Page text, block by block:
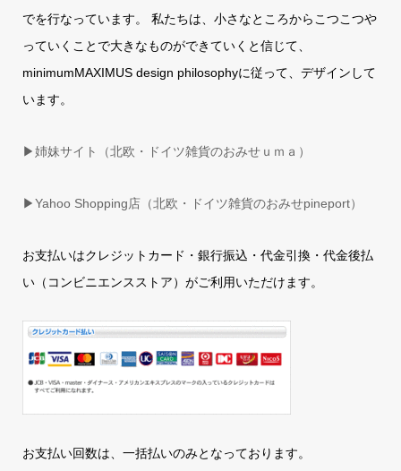
でを行なっています。 私たちは、小さなところからこつこつや
っていくことで大きなものができていくと信じて、
minimumMAXIMUS design philosophyに従って、デザインして
います。
▶姉妹サイト（北欧・ドイツ雑貨のおみせｕｍａ）
▶Yahoo Shopping店（北欧・ドイツ雑貨のおみせpineport）
お支払いはクレジットカード・銀行振込・代金引換・代金後払
い（コンビニエンスストア）がご利用いただけます。
お支払い回数は、一括払いのみとなっております。